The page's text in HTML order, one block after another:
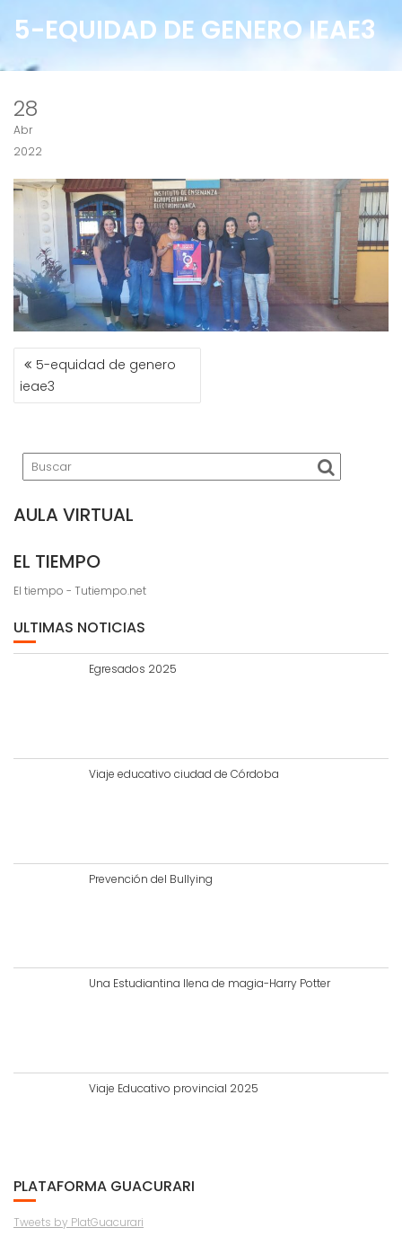
5-EQUIDAD DE GENERO IEAE3
28
Abr
2022
NAVEGACIÓN
DE
ENTRADAS
5-equidad de genero
ieae3
AULA VIRTUAL
EL TIEMPO
El tiempo - Tutiempo.net
ULTIMAS NOTICIAS
Egresados 2025
Viaje educativo ciudad de Córdoba
Prevención del Bullying
Una Estudiantina llena de magia-Harry Potter
Viaje Educativo provincial 2025
PLATAFORMA GUACURARI
Tweets by PlatGuacurari